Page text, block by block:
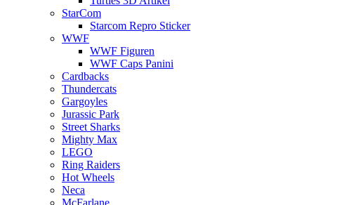
StarCom
Starcom Repro Sticker
WWF
WWF Figuren
WWF Caps Panini
Cardbacks
Thundercats
Gargoyles
Jurassic Park
Street Sharks
Mighty Max
LEGO
Ring Raiders
Hot Wheels
Neca
McFarlane